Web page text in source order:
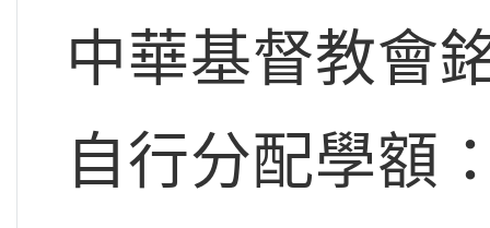
中華基督教會
自行分配學額